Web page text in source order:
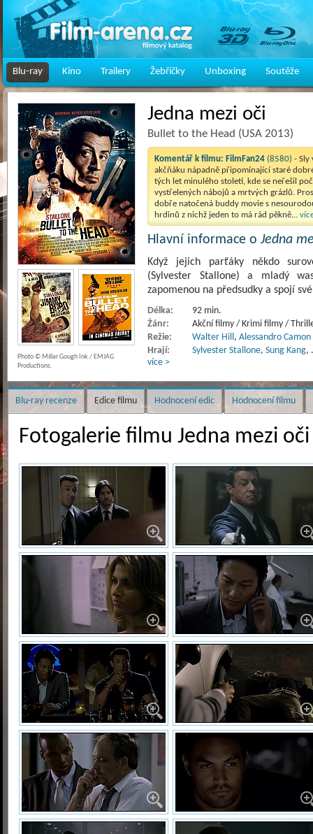
Blu-ray Kino Trailery Žebříčky Unboxing Soutěže
Jedna mezi oči
Bullet to the Head (USA 2013)
Komentář k filmu: FilmFan24 (8580) - Sly
akčňáku nápadně připomínající staré
tých let minulého století, kde se neřešil
vystřelených nábojů a mrtvých grázlů.
dobře natočená buddy movie s
hrdinů z nichž jeden to má rád pěkně...
Hlavní informace o Jedna
Když jejich parťáky někdo
(Sylvester Stallone) a mladý
zapomenou na předsudky a spojí
Délka:
92 min.
Žánr:
Akční filmy / Krimi filmy /
Režie:
Walter Hill , Alessandro Camon
Hrají:
Sylvester Stallone, Sung Kang,
více >
Photo © Millar Gough Ink / EMJAG
Productions.
Blu-ray recenze Edice filmu Hodnocení edic Hodnocení filmu
Fotogalerie filmu Jedna mezi oči